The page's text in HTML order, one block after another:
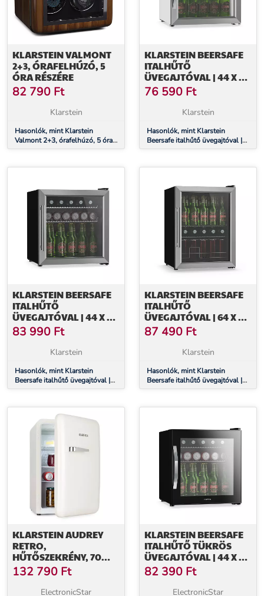
KLARSTEIN VALMONT
2+3, ÓRAFELHÚZÓ, 5
ÓRA RÉSZÉRE
82 790 Ft
Klarstein
Hasonlók, mint Klarstein
Valmont 2+3, órafelhúzó, 5 óra
részére
KLARSTEIN BEERSAFE
ITALHŰTŐ
ÜVEGAJTÓVAL | 44 X 48
CM | LED-ES BELSŐ
VILÁGÍTÁS | EZÜST-
76 590 Ft
Klarstein
Hasonlók, mint Klarstein
Beersafe italhűtő üvegajtóval |
44 x 48 cm | LED-es belső
KLARSTEIN BEERSAFE
ITALHŰTŐ
ÜVEGAJTÓVAL | 44 X 48
CM | LED-ES BELSŐ
VILÁGÍTÁS | EZÜST
83 990 Ft
Klarstein
Hasonlók, mint Klarstein
Beersafe italhűtő üvegajtóval |
44 x 48 cm | LED-es belső
KLARSTEIN BEERSAFE
ITALHŰTŐ
ÜVEGAJTÓVAL | 64 X 48
CM | LED-ES BELSŐ
VILÁGÍTÁS
87 490 Ft
Klarstein
Hasonlók, mint Klarstein
Beersafe italhűtő üvegajtóval |
64 x 48 cm | LED-es belső
KLARSTEIN AUDREY
RETRO,
HŰTŐSZEKRÉNY, 70
LITER, 3 POLC, 2 REKESZ
AZ AJTÓBAN, BELSŐ
VILÁGÍTÁS
132 790 Ft
ElectronicStar
KLARSTEIN BEERSAFE
ITALHŰTŐ TÜKRÖS
ÜVEGAJTÓVAL | 44 X 48
CM | LED-ES BELSŐ
VILÁGÍTÁS
82 390 Ft
ElectronicStar